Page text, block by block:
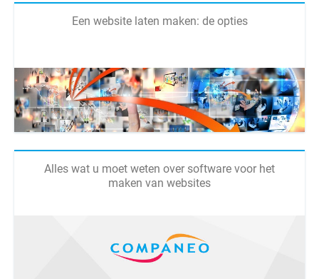
Een website laten maken: de opties
Alles wat u moet weten over software voor het
maken van websites